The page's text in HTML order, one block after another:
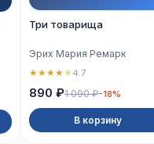
Три товарища
Эрих Мария Ремарк
★★★★★4.7
890 ₽1 090 ₽-18%
В корзину